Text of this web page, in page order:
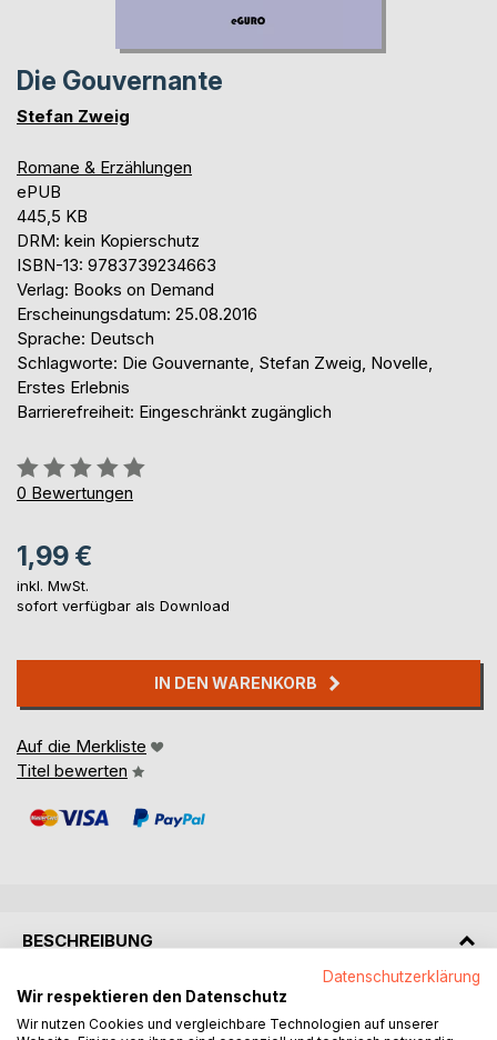
Die Gouvernante
Stefan Zweig
Romane & Erzählungen
ePUB
445,5 KB
DRM: kein Kopierschutz
ISBN-13: 9783739234663
Verlag: Books on Demand
Erscheinungsdatum: 25.08.2016
Sprache: Deutsch
Schlagworte: Die Gouvernante, Stefan Zweig, Novelle,
Erstes Erlebnis
Barrierefreiheit: Eingeschränkt zugänglich
Bewertung::
0%
0 Bewertungen
1,99 €
inkl. MwSt.
sofort verfügbar als Download
IN DEN WARENKORB
Auf die Merkliste
Titel bewerten
BESCHREIBUNG
Ein seltsames, unerhörtes Ereignis verstört zwei anonym
bleibende Geschwister – kleine Mädchen im Alter von
Datenschutzerklärung
Wir respektieren den Datenschutz
Wir nutzen Cookies und vergleichbare Technologien auf unserer